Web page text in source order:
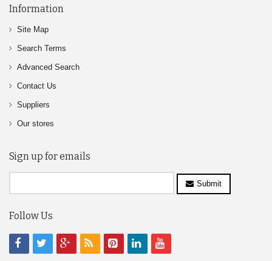
Information
Site Map
Search Terms
Advanced Search
Contact Us
Suppliers
Our stores
Sign up for emails
Submit
Follow Us